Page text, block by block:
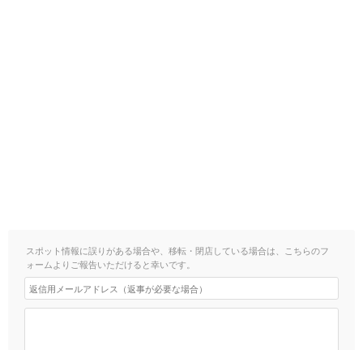
スポット情報に誤りがある場合や、移転・閉店している場合は、こちらのフ
ォームよりご報告いただけると幸いです。